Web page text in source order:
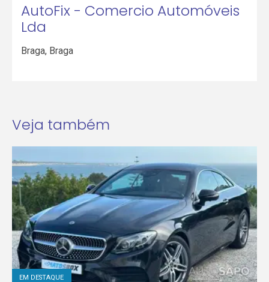
AutoFix - Comercio Automóveis
Lda
Braga, Braga
Veja também
EM DESTAQUE